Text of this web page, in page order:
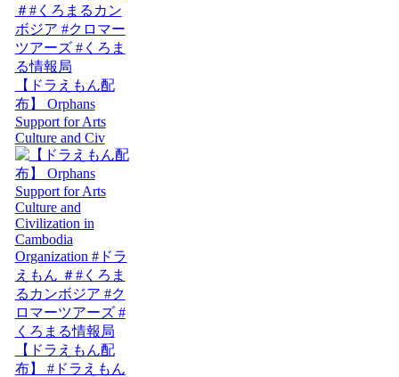
【ドラえもん配
布】 Orphans
Support for Arts
Culture and Civ
【ドラえもん配
布】 #ドラえもん